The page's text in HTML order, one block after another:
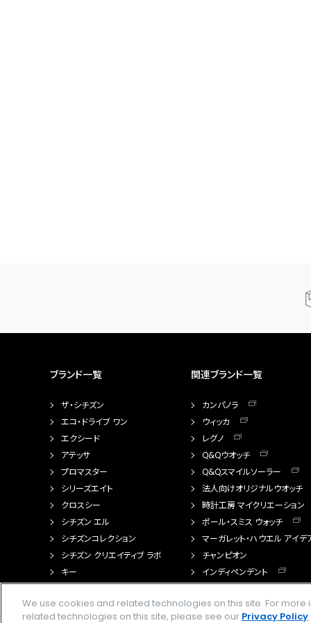
ブランド一覧
ザ・シチズン
エコ・ドライブ ワン
エクシード
アテッサ
プロマスター
シリーズエイト
クロスシー
シチズン エル
シチズンコレクション
シチズン クリエイティブ ラボ
キー
関連ブランド一覧
カンパノラ
ウィッカ
レグノ
Q&Qウオッチ
Q&Qスマイルソーラー
法人向けオリジナルウオッチ
時計工房 マイクリエーション
ポール・スミス ウォッチ
マーガレット・ハウエル アイデ
チャンピオン
インディペンデント
We use cookies and related technologies on this site. For
related technologies on this site, please see our Privacy Policy